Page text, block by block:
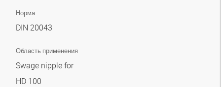
Норма
DIN 20043
Область применения
Swage nipple for
HD 100